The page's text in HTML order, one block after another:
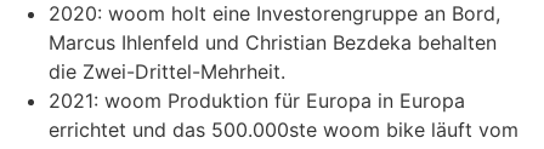
2020: woom holt eine Investorengruppe an Bord,
Marcus Ihlenfeld und Christian Bezdeka behalten
die Zwei-Drittel-Mehrheit.
2021: woom Produktion für Europa in Europa
errichtet und das 500.000ste woom bike läuft vom